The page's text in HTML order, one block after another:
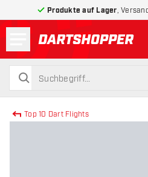
Produkte auf Lager ,
zurück zur
suchen
suchen
Top 10 Dart Flights